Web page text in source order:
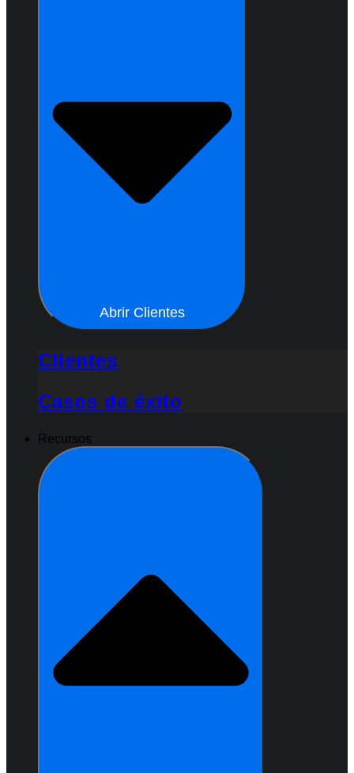
Abrir Clientes
Clientes
Casos de éxito
Recursos